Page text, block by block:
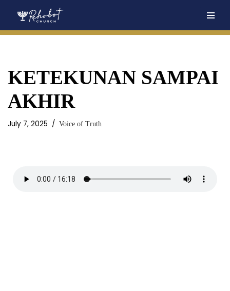
KETEKUNAN SAMPAI
AKHIR
July 7, 2025 Voice of Truth